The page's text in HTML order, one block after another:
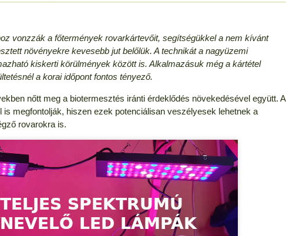
vonzzák a főtermények rovarkártevőit, segítségükkel a nem kívánt
növényekre kevesebb jut belőlük. A technikát a nagyüzemi
kiskerti körülmények között is. Alkalmazásuk még a kártétel
a korai időpont fontos tényező.
nőtt meg a biotermesztés iránti érdeklődés növekedésével együtt. A
megfontolják, hiszen ezek potenciálisan veszélyesek lehetnek a
rovarokra is.